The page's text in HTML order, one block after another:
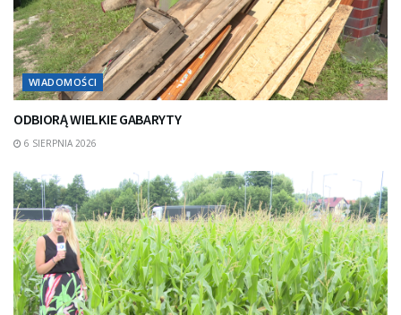
WIADOMOŚCI
ODBIORĄ WIELKIE GABARYTY
6 SIERPNIA 2026